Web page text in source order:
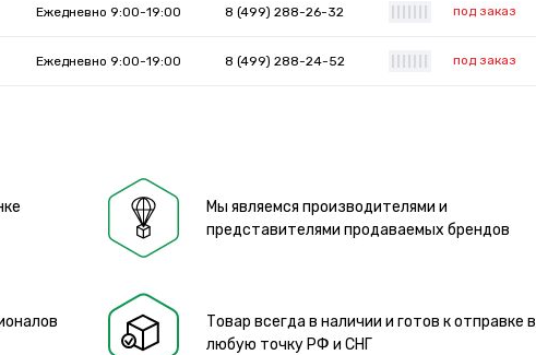
Ежедневно 9:00-19:00 8 (499) 288-26-32 под заказ
Ежедневно 9:00-19:00 8 (499) 288-24-52 под заказ
Мы являемся производителями и
представителями продаваемых брендов
Товар всегда в наличии и готов к отправке в
любую точку РФ и СНГ